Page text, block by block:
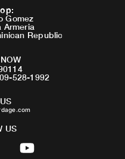
:
Gomez
Armeria
Republic
528-1992
US
Y
o